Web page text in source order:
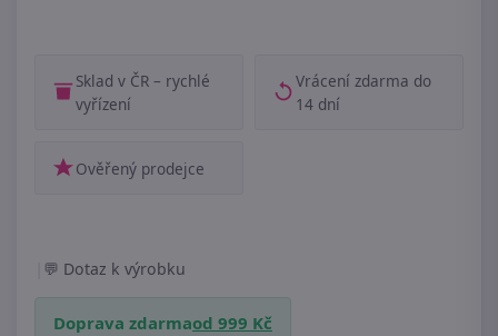
Sklad v ČR – rychlé
vyřízení
Vrácení zdarma do
14 dní
Ověřený prodejce
Dotaz k výrobku
Doprava zdarmaod 999 Kč